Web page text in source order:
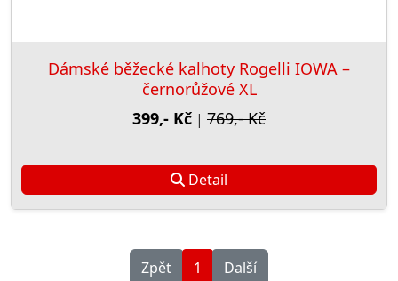
Dámské běžecké kalhoty Rogelli IOWA –
černorůžové XL
399,- Kč | 769,- Kč
Detail
Zpět 1 Další